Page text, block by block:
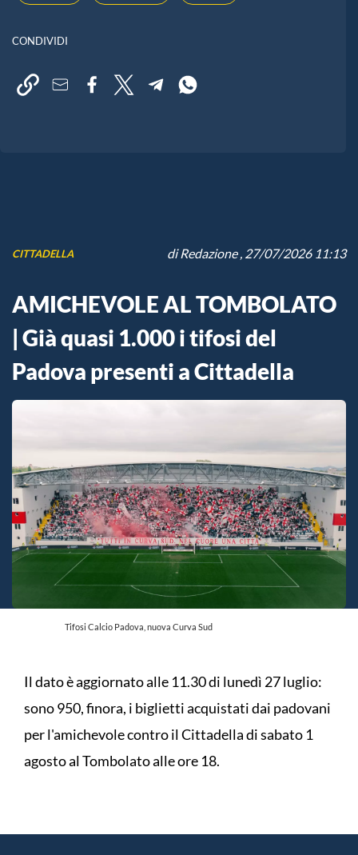
CONDIVIDI
CITTADELLA diRedazione, 27/07/2026 11:13
AMICHEVOLE AL TOMBOLATO
| Già quasi 1.000 i tifosi del
Padova presenti a Cittadella
Tifosi Calcio Padova, nuova Curva Sud
Il dato è aggiornato alle 11.30 di lunedì 27 luglio:
sono 950, finora, i biglietti acquistati dai padovani
per l'amichevole contro il Cittadella di sabato 1
agosto al Tombolato alle ore 18.